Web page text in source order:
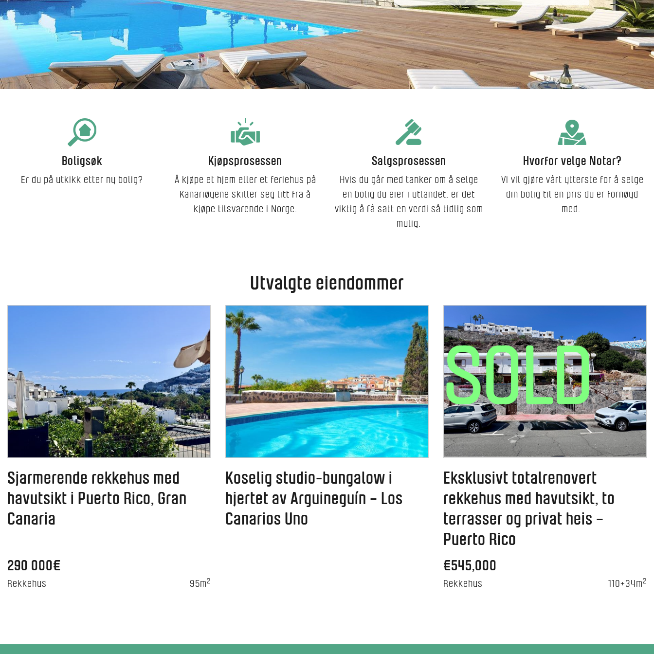
Boligsøk
Er du på utkikk etter ny bolig?
Kjøpsprosessen
Å kjøpe et hjem eller et feriehus på
Kanariøyene skiller seg litt fra å
kjøpe tilsvarende i Norge.
Salgsprosessen
Hvis du går med tanker om å selge
en bolig du eier i utlandet, er det
viktig å få satt en verdi så tidlig som
mulig.
Hvorfor velge Notar?
Vi vil gjøre vårt ytterste for å selge
din bolig til en pris du er fornøyd
med.
Utvalgte eiendommer
Sjarmerende rekkehus med
havutsikt i Puerto Rico, Gran
Canaria
290 000€
Rekkehus 95m2
Koselig studio-bungalow i
hjertet av Arguineguín – Los
Canarios Uno
Eksklusivt totalrenovert
rekkehus med havutsikt, to
terrasser og privat heis –
Puerto Rico
€545,000
Rekkehus 110+34m2